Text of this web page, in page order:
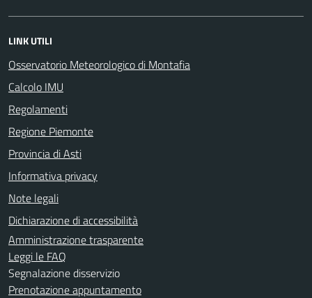
LINK UTILI
Osservatorio Meteorologico di Montafia
Calcolo IMU
Regolamenti
Regione Piemonte
Provincia di Asti
Informativa privacy
Note legali
Dichiarazione di accessibilità
Amministrazione trasparente
Leggi le FAQ
Segnalazione disservizio
Prenotazione appuntamento